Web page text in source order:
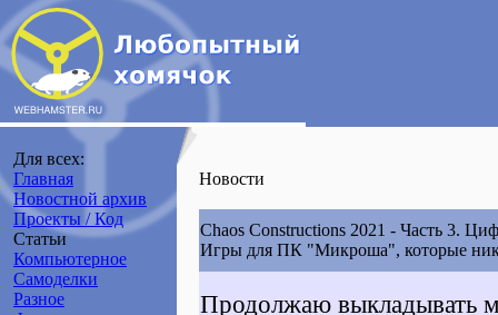
Для всех:
Главная
Новостной архив
Проекты / Код
Статьи
Компьютерное
Самоделки
Разное
Новости
Chaos Constructions 2021 - Часть 3.
Игры для ПК "Микроша", которые
Продолжаю выкладывать